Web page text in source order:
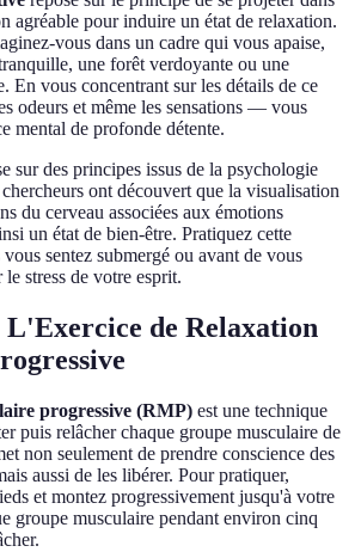
agréable pour induire un état de relaxation.
vous dans un cadre qui vous apaise,
une forêt verdoyante ou une
En vous concentrant sur les détails de ce
odeurs et même les sensations — vous
mental de profonde détente.
sur des principes issus de la psychologie
ont découvert que la visualisation
du cerveau associées aux émotions
un état de bien-être. Pratiquez cette
sentez submergé ou avant de vous
stress de votre esprit.
L'Exercice de Relaxation
progressive (RMP) est une technique
puis relâcher chaque groupe musculaire de
non seulement de prendre conscience des
aussi de les libérer. Pour pratiquer,
et montez progressivement jusqu'à votre
groupe musculaire pendant environ cinq